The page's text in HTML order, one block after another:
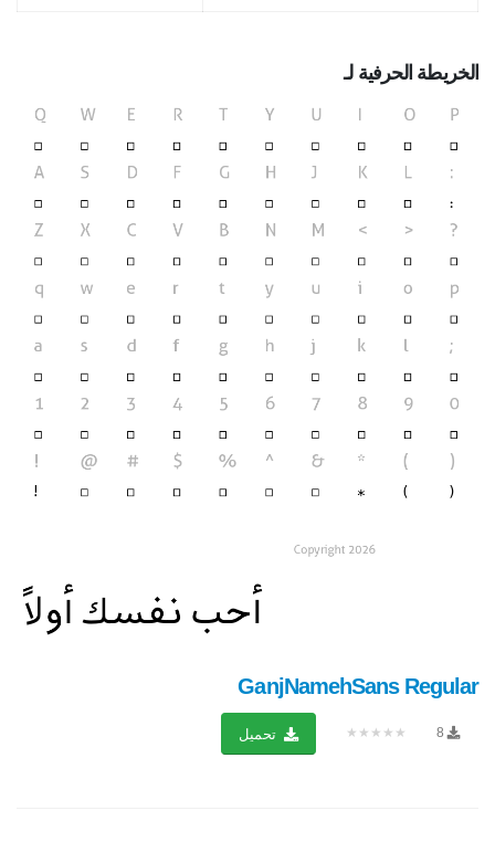
الخريطة الحرفية لـ
GanjNamehSans Regular
8
★★★★★ تحميل